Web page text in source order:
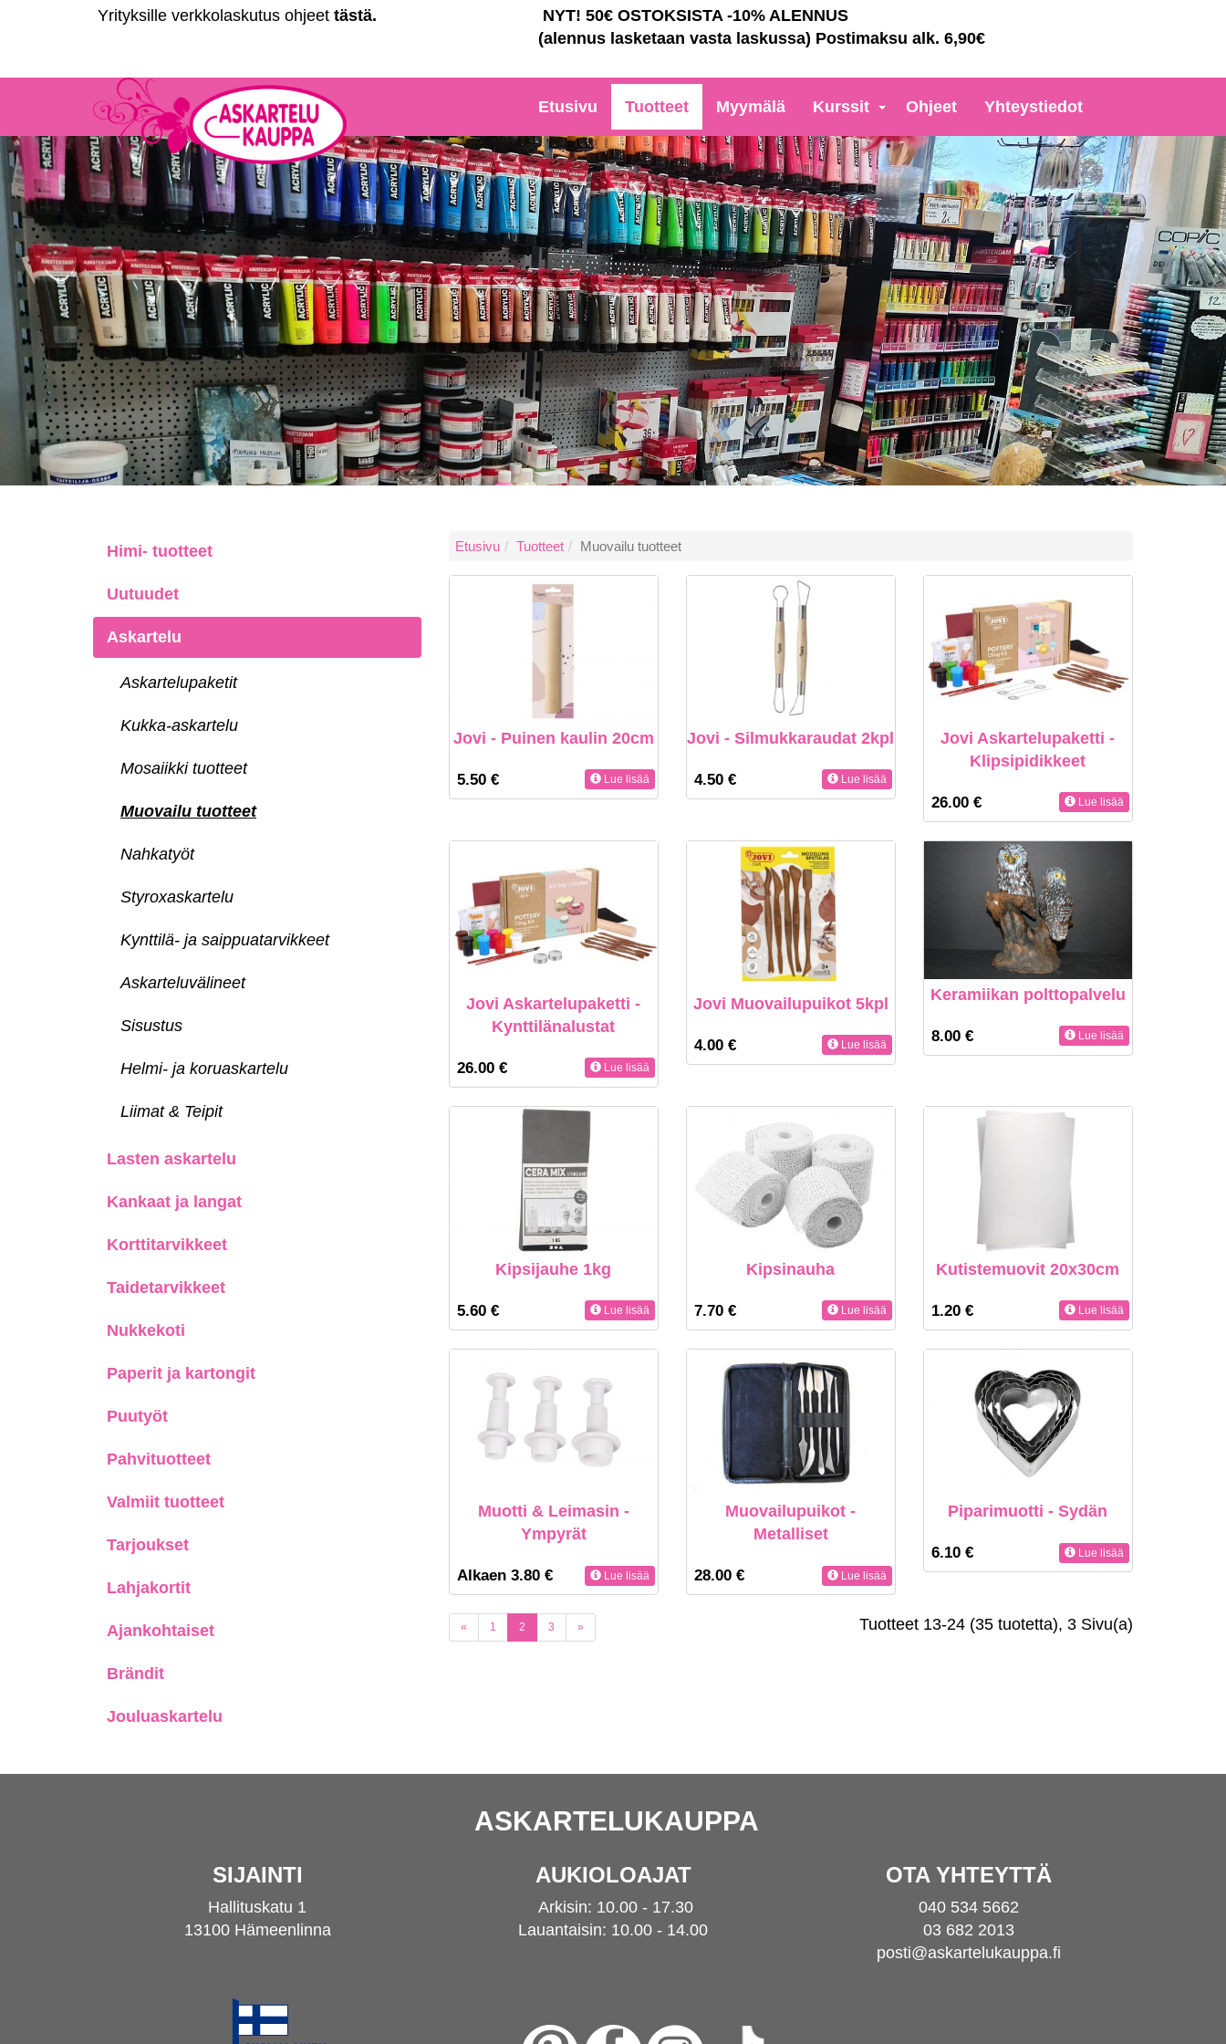
Yrityksille verkkolaskutus ohjeet tästä.
NYT! 50€ OSTOKSISTA -10% ALENNUS
(alennus lasketaan vasta laskussa) Postimaksu alk. 6,90€
Etusivu Tuotteet Myymälä Kurssit Ohjeet Yhteystiedot
Himi- tuotteet
Uutuudet
Askartelu
Askartelupaketit
Kukka-askartelu
Mosaiikki tuotteet
Muovailu tuotteet
Nahkatyöt
Styroxaskartelu
Kynttilä- ja saippuatarvikkeet
Askarteluvälineet
Sisustus
Helmi- ja koruaskartelu
Liimat & Teipit
Lasten askartelu
Kankaat ja langat
Korttitarvikkeet
Taidetarvikkeet
Nukkekoti
Paperit ja kartongit
Puutyöt
Pahvituotteet
Valmiit tuotteet
Tarjoukset
Lahjakortit
Ajankohtaiset
Brändit
Jouluaskartelu
Etusivu Tuotteet Muovailu tuotteet
Jovi - Puinen kaulin 20cm
5.50 € Lue lisää
Jovi - Silmukkaraudat 2kpl
4.50 € Lue lisää
Jovi Askartelupaketti -
Klipsipidikkeet
26.00 € Lue lisää
Jovi Askartelupaketti -
Kynttilänalustat
26.00 € Lue lisää
Jovi Muovailupuikot 5kpl
4.00 € Lue lisää
Keramiikan polttopalvelu
8.00 € Lue lisää
Kipsijauhe 1kg
5.60 € Lue lisää
Kipsinauha
7.70 € Lue lisää
Kutistemuovit 20x30cm
1.20 € Lue lisää
Muotti & Leimasin -
Ympyrät
Alkaen 3.80 € Lue lisää
Muovailupuikot -
Metalliset
28.00 € Lue lisää
Piparimuotti - Sydän
6.10 € Lue lisää
Tuotteet 13-24 (35 tuotetta), 3 Sivu(a)
« 1 (current)
2 3 »
ASKARTELUKAUPPA
SIJAINTI
Hallituskatu 1
13100 Hämeenlinna
AUKIOLOAJAT
Arkisin: 10.00 - 17.30
Lauantaisin: 10.00 - 14.00
OTA YHTEYTTÄ
040 534 5662
03 682 2013
posti@askartelukauppa.fi